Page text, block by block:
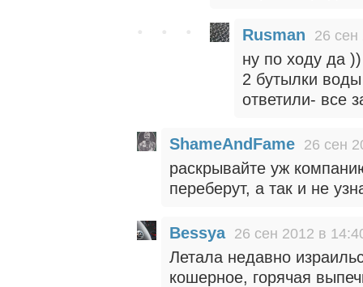
Rusman 26 сен
ну по ходу да
2 бутылки
ответили- все
ShameAndFame 26 сен
раскрывайте уж
переберут, а так и не
Bessya 26 сен 2012 в
Летала недавно
кошерное, горячая